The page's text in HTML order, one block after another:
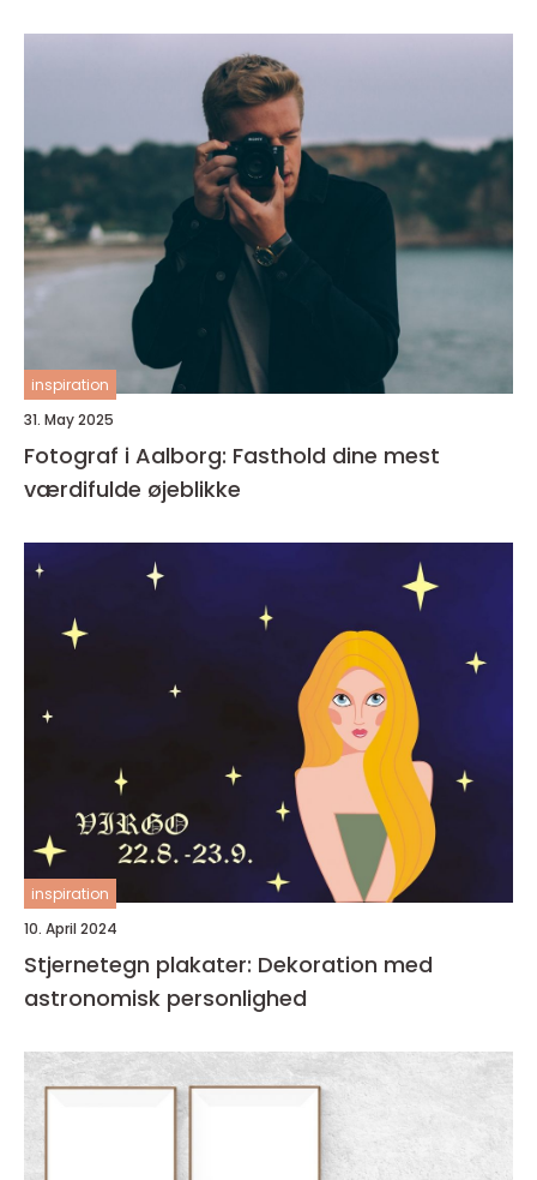
inspiration
31. May 2025
Fotograf i Aalborg: Fasthold dine mest
værdifulde øjeblikke
inspiration
10. April 2024
Stjernetegn plakater: Dekoration med
astronomisk personlighed